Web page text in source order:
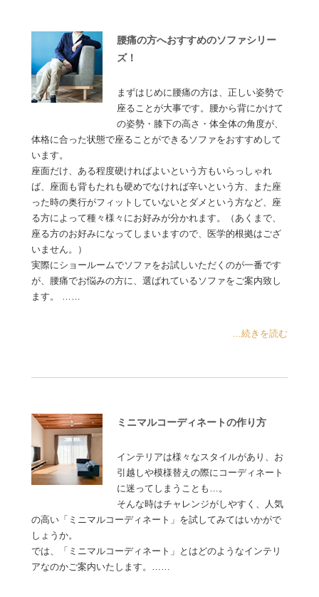
腰痛の方へおすすめのソファシリー
ズ！
まずはじめに腰痛の方は、正しい姿勢で
座ることが大事です。腰から背にかけて
の姿勢・膝下の高さ・体全体の角度が、
体格に合った状態で座ることができるソファをおすすめして
います。
座面だけ、ある程度硬ければよいという方もいらっしゃれ
ば、座面も背もたれも硬めでなければ辛いという方、また座
った時の奥行がフィットしていないとダメという方など、座
る方によって種々様々にお好みが分かれます。（あくまで、
座る方のお好みになってしまいますので、医学的根拠はござ
いません。）
実際にショールームでソファをお試しいただくのが一番です
が、腰痛でお悩みの方に、選ばれているソファをご案内致し
ます。 ……
...続きを読む
ミニマルコーディネートの作り方
インテリアは様々なスタイルがあり、お
引越しや模様替えの際にコーディネート
に迷ってしまうことも…。
そんな時はチャレンジがしやすく、人気
の高い「ミニマルコーディネート」を試してみてはいかがで
しょうか。
では、「ミニマルコーディネート」とはどのようなインテリ
アなのかご案内いたします。……